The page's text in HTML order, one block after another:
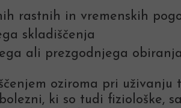
rastnih in vremenskih
skladiščenja
ali prezgodnjega obiranja
oziroma pri uživanju
ki so tudi fiziološke,